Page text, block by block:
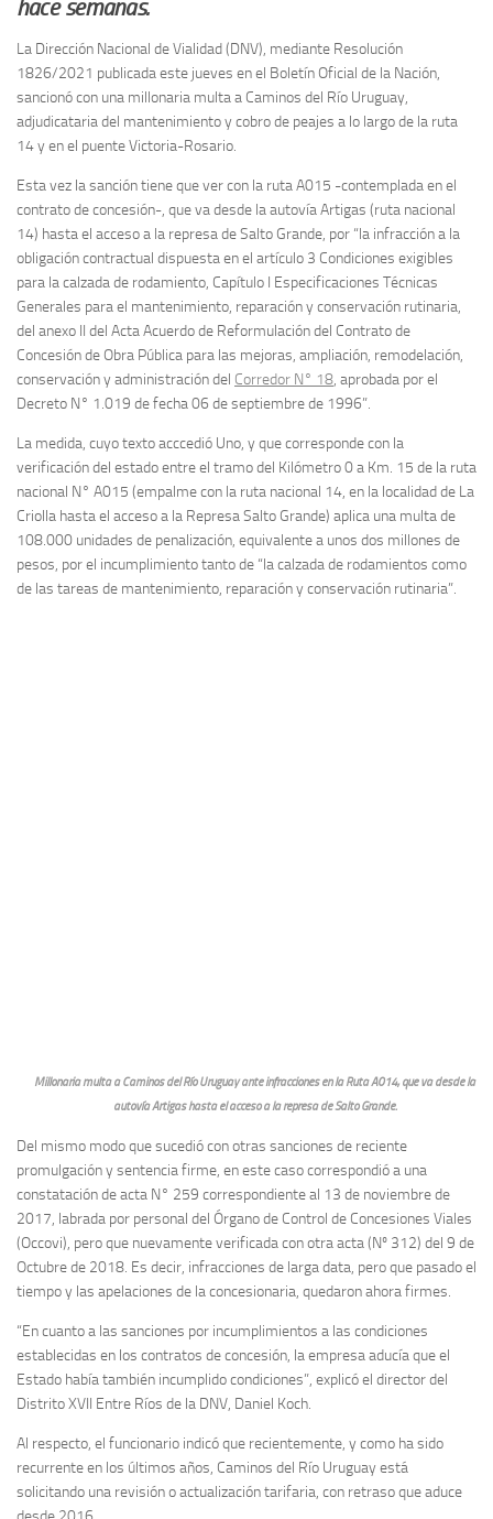
hace semanas.
La Dirección Nacional de Vialidad (DNV), mediante Resolución
1826/2021 publicada este jueves en el Boletín Oficial de la Nación,
sancionó con una millonaria multa a Caminos del Río Uruguay,
adjudicataria del mantenimiento y cobro de peajes a lo largo de la ruta
14 y en el puente Victoria-Rosario.
Esta vez la sanción tiene que ver con la ruta A015 -contemplada en el
contrato de concesión-, que va desde la autovía Artigas (ruta nacional
14) hasta el acceso a la represa de Salto Grande, por “la infracción a la
obligación contractual dispuesta en el artículo 3 Condiciones exigibles
para la calzada de rodamiento, Capítulo I Especificaciones Técnicas
Generales para el mantenimiento, reparación y conservación rutinaria,
del anexo II del Acta Acuerdo de Reformulación del Contrato de
Concesión de Obra Pública para las mejoras, ampliación, remodelación,
conservación y administración del Corredor N° 18, aprobada por el
Decreto N° 1.019 de fecha 06 de septiembre de 1996”.
La medida, cuyo texto acccedió Uno, y que corresponde con la
verificación del estado entre el tramo del Kilómetro 0 a Km. 15 de la ruta
nacional N° A015 (empalme con la ruta nacional 14, en la localidad de La
Criolla hasta el acceso a la Represa Salto Grande) aplica una multa de
108.000 unidades de penalización, equivalente a unos dos millones de
pesos, por el incumplimiento tanto de “la calzada de rodamientos como
de las tareas de mantenimiento, reparación y conservación rutinaria”.
Millonaria multa a Caminos del Río Uruguay ante infracciones en la Ruta A014, que va desde la
autovía Artigas hasta el acceso a la represa de Salto Grande.
Del mismo modo que sucedió con otras sanciones de reciente
promulgación y sentencia firme, en este caso correspondió a una
constatación de acta N° 259 correspondiente al 13 de noviembre de
2017, labrada por personal del Órgano de Control de Concesiones Viales
(Occovi), pero que nuevamente verificada con otra acta (Nº 312) del 9 de
Octubre de 2018. Es decir, infracciones de larga data, pero que pasado el
tiempo y las apelaciones de la concesionaria, quedaron ahora firmes.
“En cuanto a las sanciones por incumplimientos a las condiciones
establecidas en los contratos de concesión, la empresa aducía que el
Estado había también incumplido condiciones”, explicó el director del
Distrito XVII Entre Ríos de la DNV, Daniel Koch.
Al respecto, el funcionario indicó que recientemente, y como ha sido
recurrente en los últimos años, Caminos del Río Uruguay está
solicitando una revisión o actualización tarifaria, con retraso que aduce